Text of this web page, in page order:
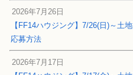
2026年7月26日
【FF14ハウジング】7/26(日)～土
応募方法
2026年7月17日